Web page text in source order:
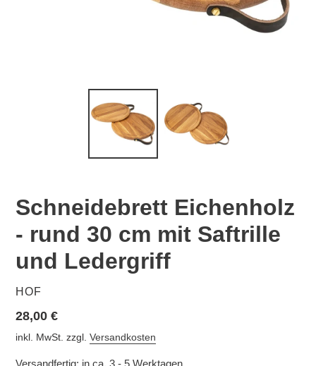
Schneidebrett Eichenholz
- rund 30 cm mit Saftrille
und Ledergriff
VERKÄUFER
HOF
Normaler
Preis
28,00 €
inkl. MwSt. zzgl. Versandkosten
Versandfertig: in ca. 3 - 5 Werktagen